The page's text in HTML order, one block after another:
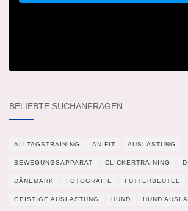
BELIEBTE SUCHANFRAGEN
ALLTAGSTRAINING ANIFIT AUSLASTUNG
BEWEGUNGSAPPARAT CLICKERTRAINING
DÄNEMARK FOTOGRAFIE FUTTERBEUTEL
GEISTIGE AUSLASTUNG HUND HUND